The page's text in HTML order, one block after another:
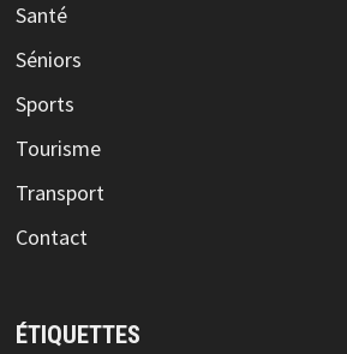
Santé
Séniors
Sports
Tourisme
Transport
Contact
ÉTIQUETTES